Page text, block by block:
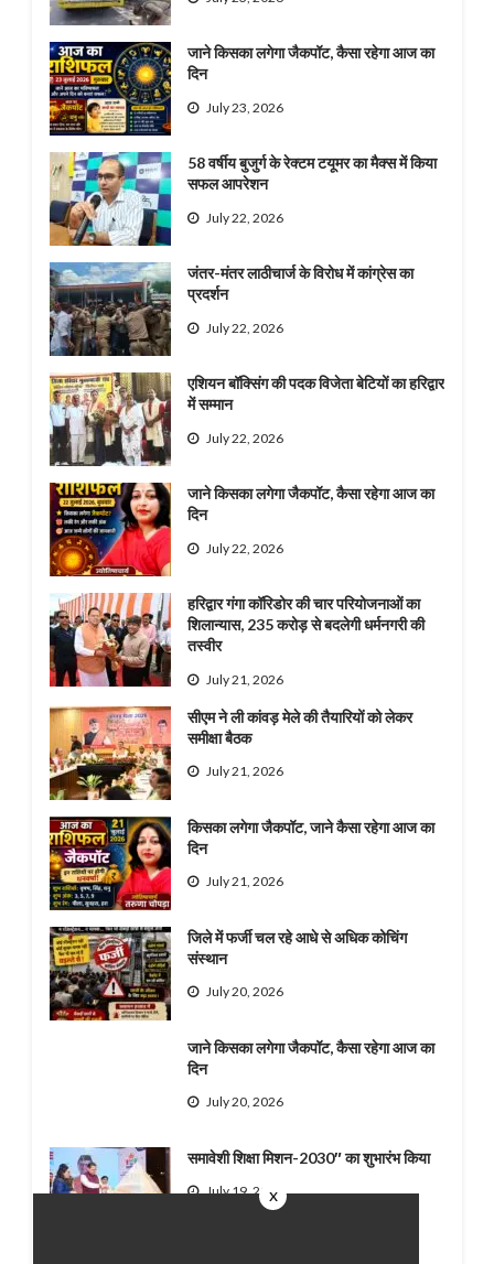
x
जाने किसका लगेगा जैकपॉट, कैसा रहेगा आज का
दिन
July 23, 2026
58 वर्षीय बुजुर्ग के रेक्टम टयूमर का मैक्स में किया
सफल आपरेशन
July 22, 2026
जंतर-मंतर लाठीचार्ज के विरोध में कांग्रेस का
प्रदर्शन
July 22, 2026
एशियन बॉक्सिंग की पदक विजेता बेटियों का हरिद्वार
में सम्मान
July 22, 2026
जाने किसका लगेगा जैकपॉट, कैसा रहेगा आज का
दिन
July 22, 2026
हरिद्वार गंगा कॉरिडोर की चार परियोजनाओं का
शिलान्यास, 235 करोड़ से बदलेगी धर्मनगरी की
तस्वीर
July 21, 2026
सीएम ने ली कांवड़ मेले की तैयारियों को लेकर
समीक्षा बैठक
July 21, 2026
किसका लगेगा जैकपॉट, जाने कैसा रहेगा आज का
दिन
July 21, 2026
जिले में फर्जी चल रहे आधे से अधिक कोचिंग
संस्थान
July 20, 2026
जाने किसका लगेगा जैकपॉट, कैसा रहेगा आज का
दिन
July 20, 2026
समावेशी शिक्षा मिशन-2030″ का शुभारंभ किया
July 19, 2026